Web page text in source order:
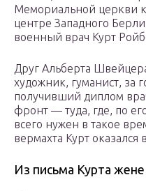
Мемориальной церкви
центре Западного
военный врач Курт
Друг Альберта
художник, гуманист, за
получивший диплом
фронт — туда, где, по
всего нужен в такое
вермахта Курт оказался
Из письма Курта